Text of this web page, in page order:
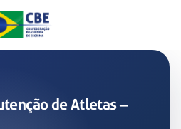
de Atletas –